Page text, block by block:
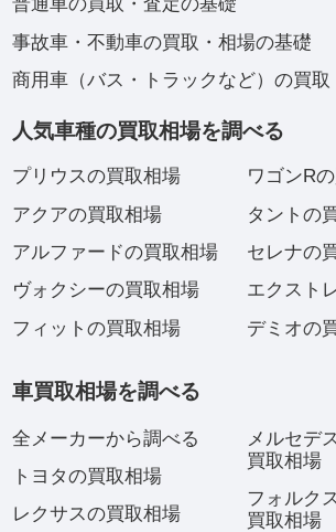
普通車の買取・査定の基礎
事故車・不動車の買取・相場の基礎
商用車（バス・トラックなど）の買取
人気車種の買取相場を調べる
プリウスの買取相場
アクアの買取相場
アルファードの買取相場
ヴォクシーの買取相場
フィットの買取相場
ワゴンR
タントの
セレナの
エクスト
デミオの
車買取相場を調べる
全メーカーから調べる
トヨタの買取相場
レクサスの買取相場
メルセデ
買取相場
フォルク
買取相場